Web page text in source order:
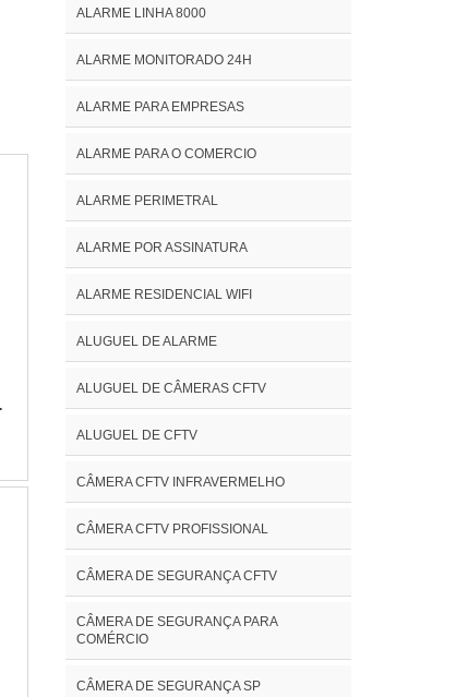
ALARME LINHA 8000
ALARME MONITORADO 24H
ALARME PARA EMPRESAS
ALARME PARA O COMERCIO
ALARME PERIMETRAL
ALARME POR ASSINATURA
ALARME RESIDENCIAL WIFI
ALUGUEL DE ALARME
ALUGUEL DE CÂMERAS CFTV
ALUGUEL DE CFTV
CÂMERA CFTV INFRAVERMELHO
CÂMERA CFTV PROFISSIONAL
CÂMERA DE SEGURANÇA CFTV
CÂMERA DE SEGURANÇA PARA
COMÉRCIO
CÂMERA DE SEGURANÇA SP